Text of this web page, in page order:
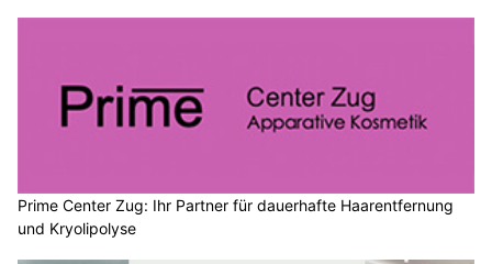
Prime Center Zug: Ihr Partner für dauerhafte Haarentfernung
und Kryolipolyse